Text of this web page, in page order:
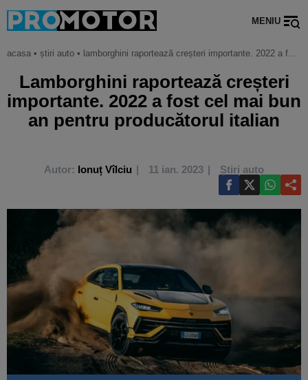
MENIU
acasa • știri auto • lamborghini raportează creșteri importante. 2022 a fost cel mai bun an pentru producătorul italian
Lamborghini raportează creșteri
importante. 2022 a fost cel mai bun
an pentru producătorul italian
Autor: Ionuț Vîlciu 11 ian. 2023 Știri auto